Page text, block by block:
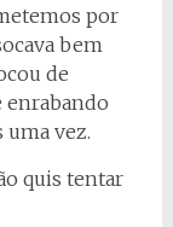
por
bem
de
enrabando
vez.
quis tentar